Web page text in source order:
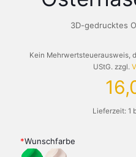
3D-gedrucktes
Kein Mehrwertsteuerausweis,
UStG. zzgl.
Lieferzeit: 1
*Wunschfarbe